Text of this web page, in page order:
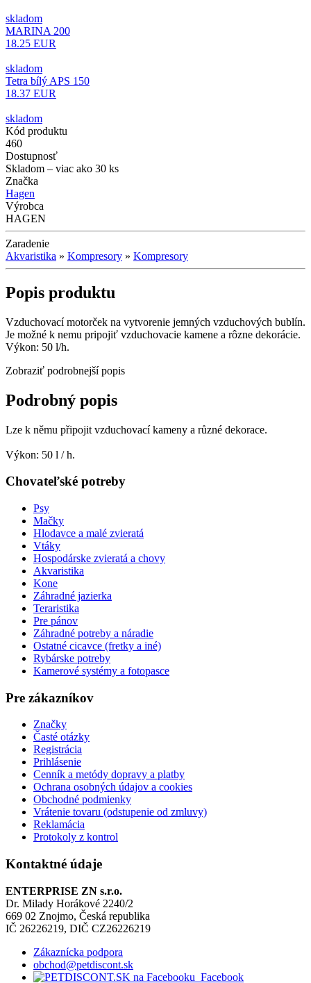
skladom
MARINA 200
18.25 EUR
skladom
Tetra bílý APS 150
18.37 EUR
skladom
Kód produktu
460
Dostupnosť
Skladom – viac ako 30 ks
Značka
Hagen
Výrobca
HAGEN
Zaradenie
Akvaristika » Kompresory » Kompresory
Popis produktu
Vzduchovací motorček na vytvorenie jemných vzduchových bublín.
Je možné k nemu pripojiť vzduchovacie kamene a rôzne dekorácie.
Výkon: 50 l/h.
Zobraziť podrobnejší popis
Podrobný popis
Lze k němu připojit vzduchovací kameny a různé dekorace.
Výkon: 50 l / h.
Chovateľské potreby
Psy
Mačky
Hlodavce a malé zvieratá
Vtáky
Hospodárske zvieratá a chovy
Akvaristika
Kone
Záhradné jazierka
Teraristika
Pre pánov
Záhradné potreby a náradie
Ostatné cicavce (fretky a iné)
Rybárske potreby
Kamerové systémy a fotopasce
Pre zákazníkov
Značky
Časté otázky
Registrácia
Prihlásenie
Cenník a metódy dopravy a platby
Ochrana osobných údajov a cookies
Obchodné podmienky
Vrátenie tovaru (odstupenie od zmluvy)
Reklamácia
Protokoly z kontrol
Kontaktné údaje
ENTERPRISE ZN s.r.o.
Dr. Milady Horákové 2240/2
669 02 Znojmo, Česká republika
IČ 26226219, DIČ CZ26226219
Zákaznícka podpora
obchod@petdiscont.sk
Facebook